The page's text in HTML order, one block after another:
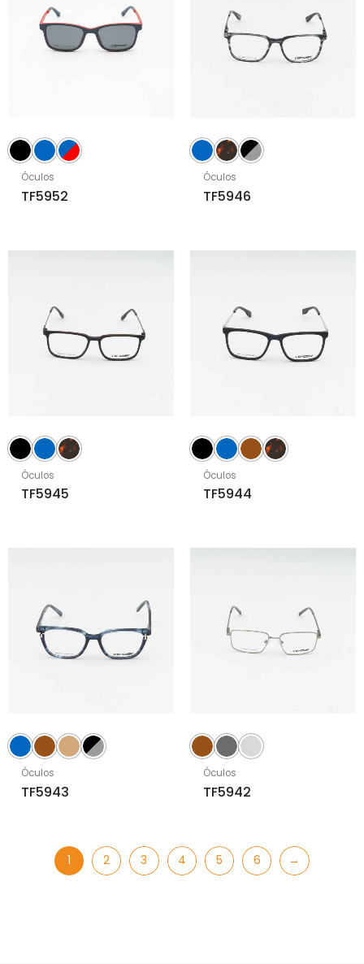
Óculos
TF5952
Óculos
TF5946
Óculos
TF5945
Óculos
TF5944
Óculos
TF5943
Óculos
TF5942
1 2 3 4 5 6 →